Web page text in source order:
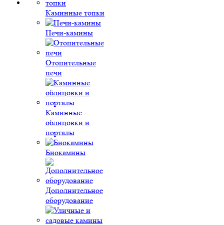
Каминные топки
Печи-камины
Отопительные
печи
Каминные
облицовки и
порталы
Биокамины
Дополнительное
оборудование